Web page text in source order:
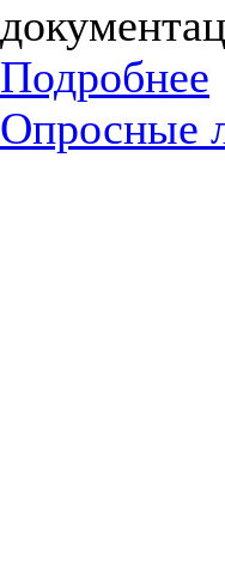
Подробнее
Опросные